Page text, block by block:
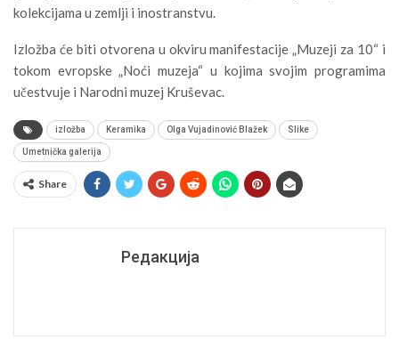
kolekcijama u zemlji i inostranstvu.
Izložba će biti otvorena u okviru manifestacije „Muzeji za 10“ i
tokom evropske „Noći muzeja“ u kojima svojim programima
učestvuje i Narodni muzej Kruševac.
izložba Keramika Olga Vujadinović Blažek Slike
Umetnička galerija
Share
Редакција